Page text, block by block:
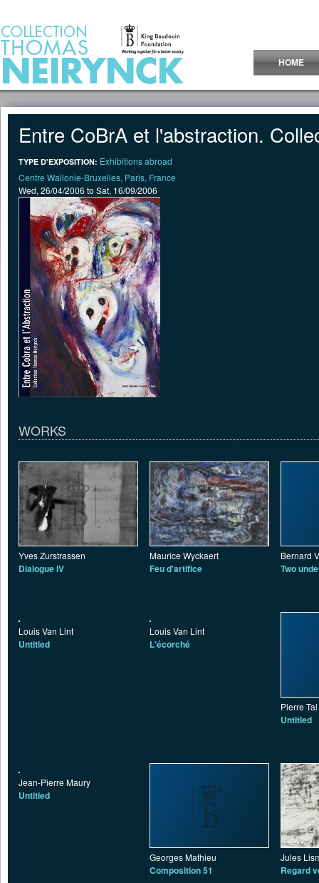
HOME
Entre CoBrA et l'abstraction.
TYPE D'EXPOSITION: Exhibitions abroad
Centre Wallonie-Bruxelles, Paris, France
Wed, 26/04/2006 to Sat, 16/09/2006
WORKS
Yves Zurstrassen
Dialogue IV
Maurice Wyckaert
Feu d'artifice
Bernard
Two
Louis Van Lint
Untitled
Louis Van Lint
L'écorché
Pierre
Untitled
Jean-Pierre Maury
Untitled
Georges Mathieu
Composition 51
Jules
Regard